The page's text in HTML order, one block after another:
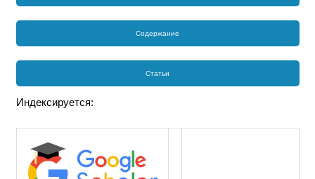
Содержание
Статьи
Индексируется: